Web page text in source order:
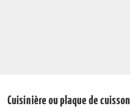
Cuisinière ou plaque de cuisson